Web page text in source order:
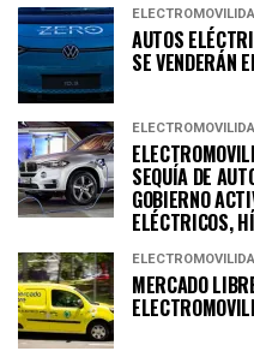
AUTOS
SE VENDERÁN
SEQUÍA DE
GOBIERNO
ELÉCTRICOS,
MERCADO